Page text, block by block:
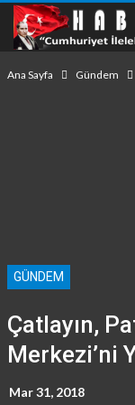
Ana Sayfa Gündem
GÜNDEM
Çatlayın,
Merkezi’ni
Mar 31, 2018